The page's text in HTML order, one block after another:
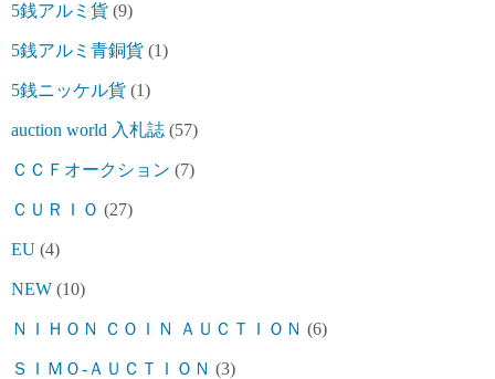
5銭アルミ貨 (9)
5銭アルミ青銅貨 (1)
5銭ニッケル貨 (1)
auction world 入札誌 (57)
ＣＣＦオークション (7)
ＣＵＲＩＯ (27)
EU (4)
NEW (10)
ＮＩＨＯＮ ＣＯＩＮ ＡＵＣＴＩＯＮ (6)
ＳＩＭＯ-ＡＵＣＴＩＯＮ (3)